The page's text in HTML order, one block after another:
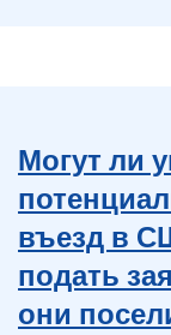
Могут ли
въезд в
подать
они